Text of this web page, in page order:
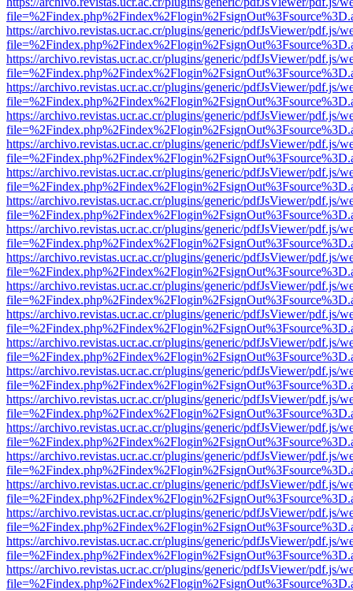
https://archivo.revistas.ucr.ac.cr/plugins/generic/pdfJsViewer/pdf.js/
https://archivo.revistas.ucr.ac.cr/plugins/generic/pdfJsViewer/pdf.js/
https://archivo.revistas.ucr.ac.cr/plugins/generic/pdfJsViewer/pdf.js/
https://archivo.revistas.ucr.ac.cr/plugins/generic/pdfJsViewer/pdf.js/
https://archivo.revistas.ucr.ac.cr/plugins/generic/pdfJsViewer/pdf.js/
https://archivo.revistas.ucr.ac.cr/plugins/generic/pdfJsViewer/pdf.js/
https://archivo.revistas.ucr.ac.cr/plugins/generic/pdfJsViewer/pdf.js/
https://archivo.revistas.ucr.ac.cr/plugins/generic/pdfJsViewer/pdf.js/
https://archivo.revistas.ucr.ac.cr/plugins/generic/pdfJsViewer/pdf.js/
https://archivo.revistas.ucr.ac.cr/plugins/generic/pdfJsViewer/pdf.js/
https://archivo.revistas.ucr.ac.cr/plugins/generic/pdfJsViewer/pdf.js/
https://archivo.revistas.ucr.ac.cr/plugins/generic/pdfJsViewer/pdf.js/
https://archivo.revistas.ucr.ac.cr/plugins/generic/pdfJsViewer/pdf.js/
https://archivo.revistas.ucr.ac.cr/plugins/generic/pdfJsViewer/pdf.js/
https://archivo.revistas.ucr.ac.cr/plugins/generic/pdfJsViewer/pdf.js/
https://archivo.revistas.ucr.ac.cr/plugins/generic/pdfJsViewer/pdf.js/
https://archivo.revistas.ucr.ac.cr/plugins/generic/pdfJsViewer/pdf.js/
https://archivo.revistas.ucr.ac.cr/plugins/generic/pdfJsViewer/pdf.js/
https://archivo.revistas.ucr.ac.cr/plugins/generic/pdfJsViewer/pdf.js/
https://archivo.revistas.ucr.ac.cr/plugins/generic/pdfJsViewer/pdf.js/